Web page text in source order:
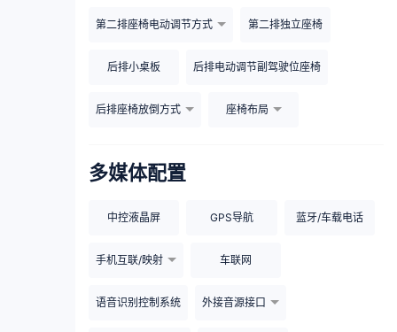
第二排座椅电动调节方式 第二排独立座椅
后排小桌板 后排电动调节副驾驶位座椅
后排座椅放倒方式 座椅布局
多媒体配置
中控液晶屏 GPS导航 蓝牙/车载电话
手机互联/映射 车联网
语音识别控制系统 外接音源接口